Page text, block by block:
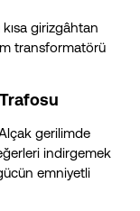
girizgâhtan
transformatörü
gerilimde
indirgemek
emniyetli